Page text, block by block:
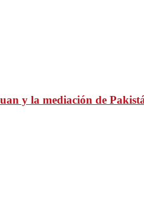
y la mediación de